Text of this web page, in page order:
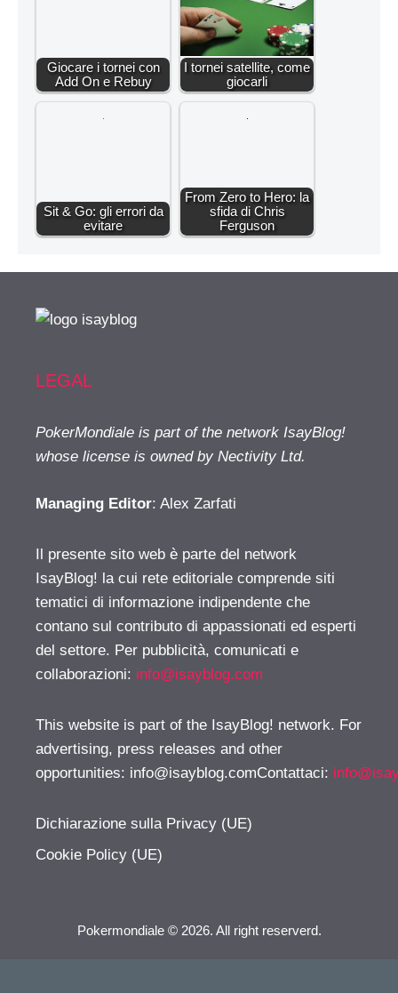
Giocare i tornei con
Add On e Rebuy
I tornei satellite, come
giocarli
Sit & Go: gli errori da
evitare
From Zero to Hero: la
sfida di Chris
Ferguson
LEGAL
PokerMondiale is part of the network IsayBlog!
whose license is owned by Nectivity Ltd.
Managing Editor: Alex Zarfati
Il presente sito web è parte del network
IsayBlog! la cui rete editoriale comprende siti
tematici di informazione indipendente che
contano sul contributo di appassionati ed esperti
del settore. Per pubblicità, comunicati e
collaborazioni: info@isayblog.com
This website is part of the IsayBlog! network. For
advertising, press releases and other
opportunities: info@isayblog.comContattaci:
Dichiarazione sulla Privacy (UE)
Cookie Policy (UE)
Pokermondiale © 2026. All right reserverd.